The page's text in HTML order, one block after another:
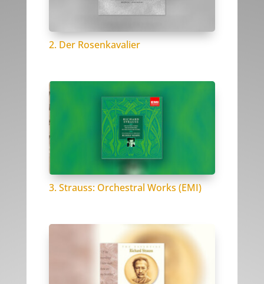
2. Der Rosenkavalier
3. Strauss: Orchestral Works (EMI)